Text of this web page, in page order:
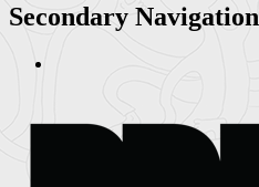
Secondary Navigation